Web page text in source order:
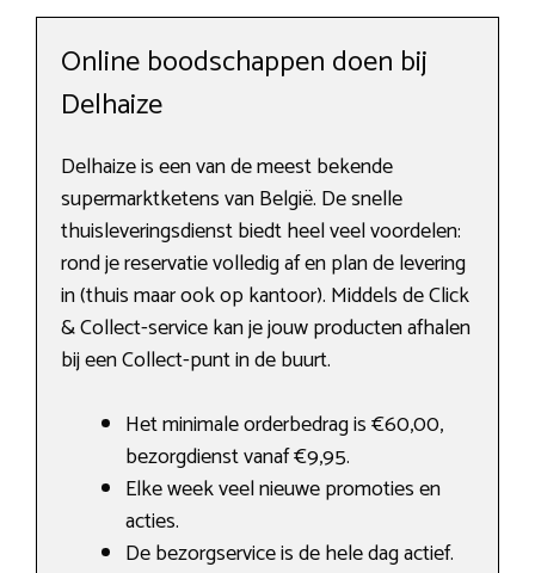
Online boodschappen doen bij
Delhaize
Delhaize is een van de meest bekende
supermarktketens van België. De snelle
thuisleveringsdienst biedt heel veel voordelen:
rond je reservatie volledig af en plan de levering
in (thuis maar ook op kantoor). Middels de Click
& Collect-service kan je jouw producten afhalen
bij een Collect-punt in de buurt.
Het minimale orderbedrag is €60,00,
bezorgdienst vanaf €9,95.
Elke week veel nieuwe promoties en
acties.
De bezorgservice is de hele dag actief.